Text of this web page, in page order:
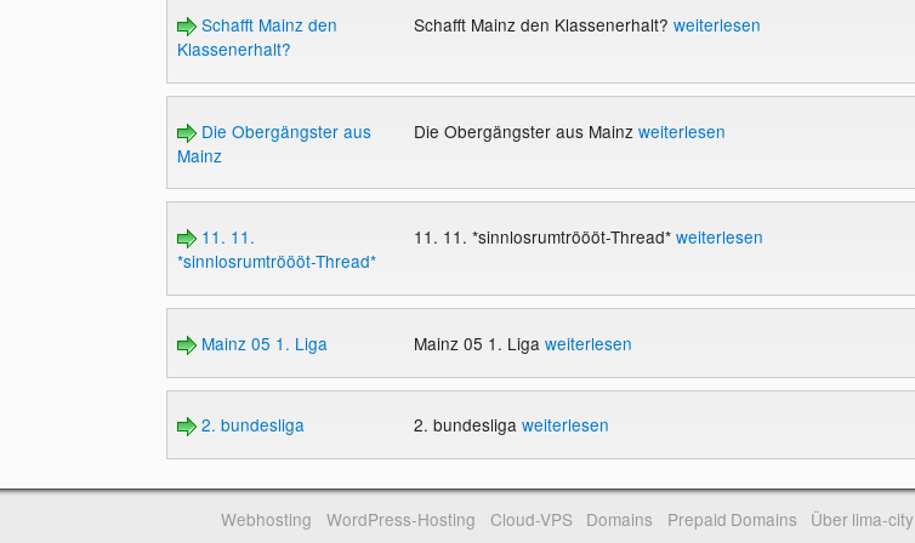
Schafft Mainz den
Klassenerhalt?
Schafft Mainz den Klassenerhalt? weiterlesen
Die Obergängster aus
Mainz
Die Obergängster aus Mainz weiterlesen
11. 11.
*sinnlosrumtröööt-Thread*
11. 11. *sinnlosrumtröööt-Thread* weiterlesen
Mainz 05 1. Liga Mainz 05 1. Liga weiterlesen
2. bundesliga 2. bundesliga weiterlesen
Webhosting WordPress-Hosting Cloud-VPS Domains Prepaid Domains Über lima-city